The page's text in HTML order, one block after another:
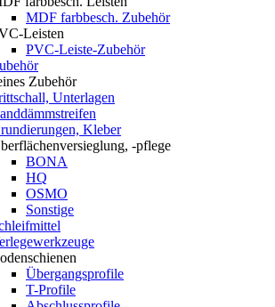
MDF farbbesch. Zubehör
Leisten
PVC-Leiste-Zubehör
Zubehör
Unterlagen
Kleber
-pflege
BONA
HQ
OSMO
Sonstige
Übergangsprofile
T-Profile